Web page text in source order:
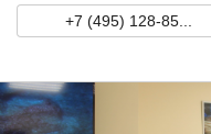
+7 (495) 128-85...